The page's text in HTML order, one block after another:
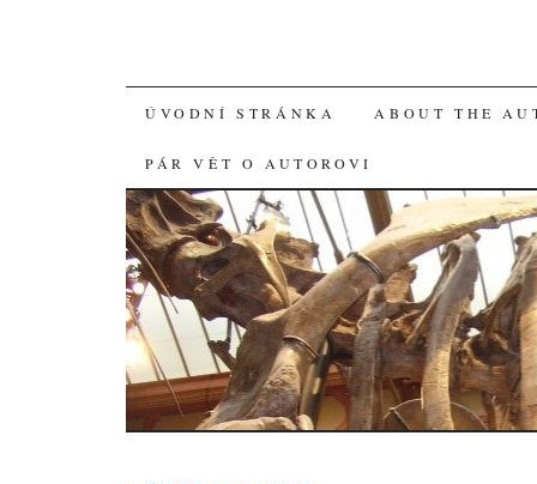
SKIP
TO
CONTENT
ÚVODNÍ STRÁNKA ABOUT THE
PÁR VĚT O AUTOROVI